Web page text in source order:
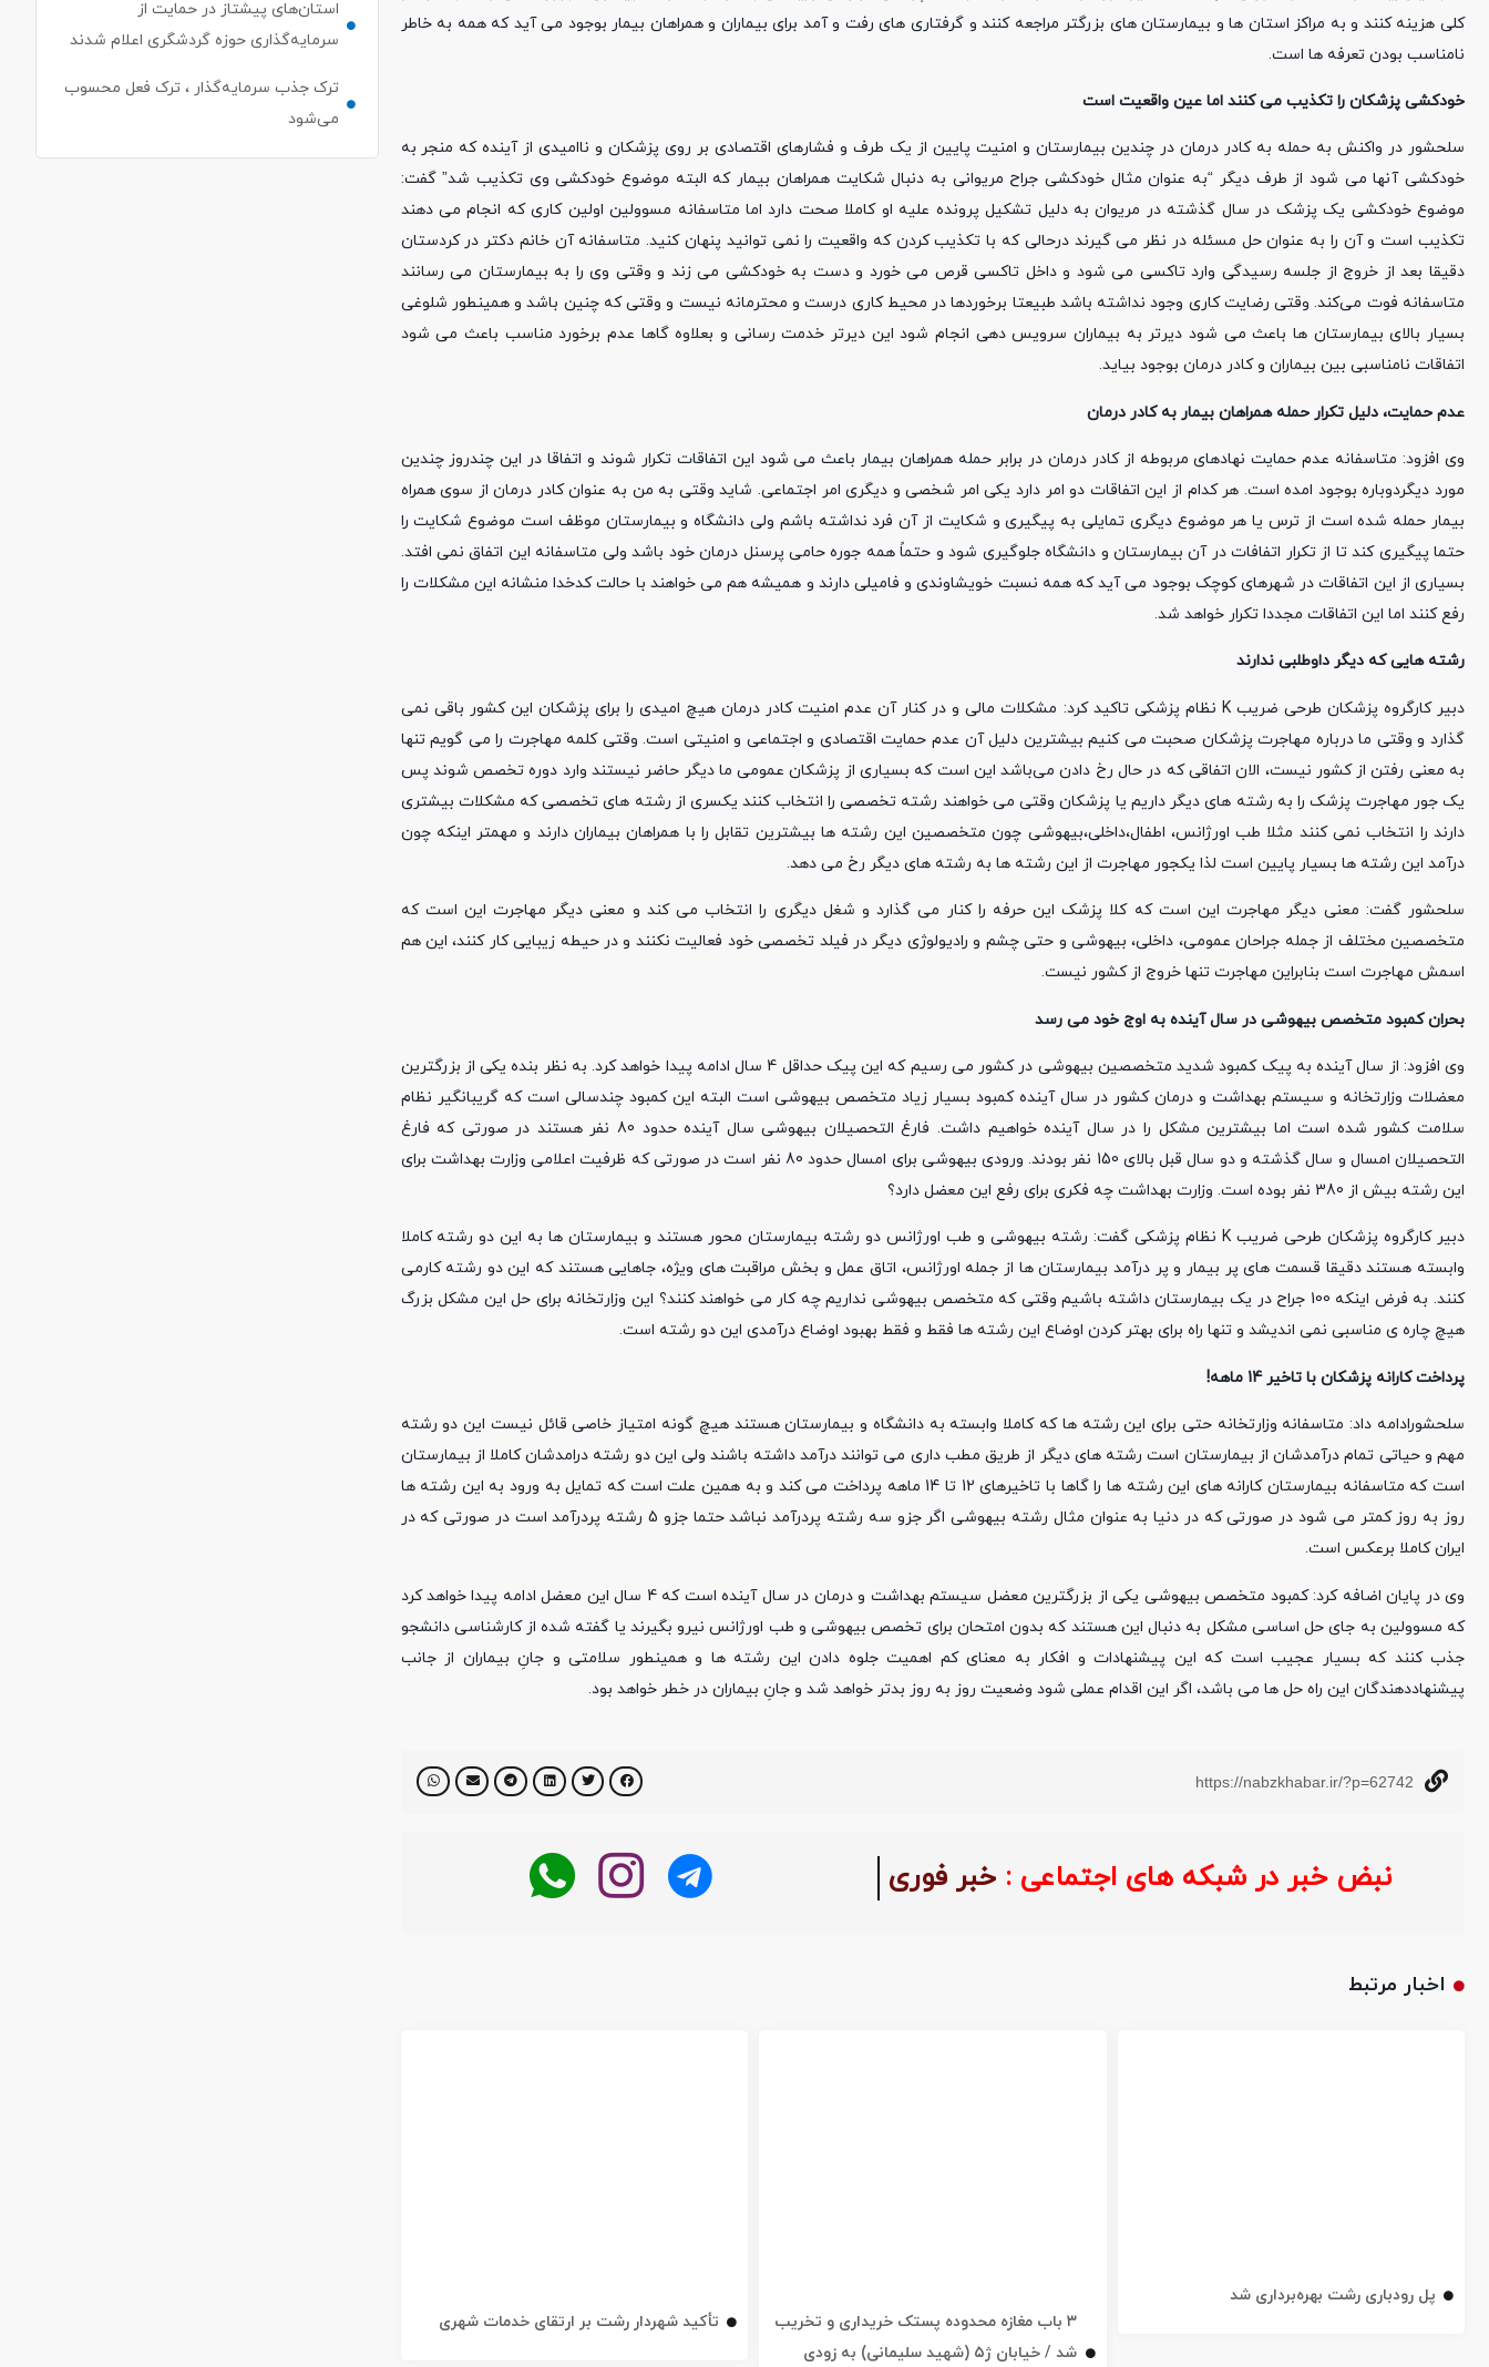
کلی هزینه کنند و به مراکز استان ها و بیمارستان های بزرگتر مراجعه کنند و گرفتاری های رفت و آمد برای بیماران و همراهان بیمار بوجود می آید که همه به خاطر
نامناسب بودن تعرفه ها است.
خودکشی پزشکان را تکذیب می کنند اما عین واقعیت است
سلحشور در واکنش به حمله به کادر درمان در چندین بیمارستان و امنیت پایین از یک طرف و فشارهای اقتصادی بر روی پزشکان و ناامیدی از آینده که منجر به
خودکشی آنها می شود از طرف دیگر “به عنوان مثال خودکشی جراح مریوانی به دنبال شکایت همراهان بیمار که البته موضوع خودکشی وی تکذیب شد” گفت:
موضوع خودکشی یک پزشک در سال گذشته در مریوان به دلیل تشکیل پرونده علیه او کاملا صحت دارد اما متاسفانه مسوولین اولین کاری که انجام می دهند
تکذیب است و آن را به عنوان حل مسئله در نظر می گیرند درحالی که با تکذیب کردن که واقعیت را نمی توانید پنهان کنید. متاسفانه آن خانم دکتر در کردستان
دقیقا بعد از خروج از جلسه رسیدگی وارد تاکسی می شود و داخل تاکسی قرص می خورد و دست به خودکشی می زند و وقتی وی را به بیمارستان می رسانند
متاسفانه فوت می‌کند. وقتی رضایت کاری وجود نداشته باشد طبیعتا برخوردها در محیط کاری درست و محترمانه نیست و وقتی که چنین باشد و همینطور شلوغی
بسیار بالای بیمارستان ها باعث می شود دیرتر به بیماران سرویس دهی انجام شود این دیرتر خدمت رسانی و بعلاوه گاها عدم برخورد مناسب باعث می شود
اتفاقات نامناسبی بین بیماران و کادر درمان بوجود بیاید.
عدم حمایت، دلیل تکرار حمله همراهان بیمار به کادر درمان
وی افزود: متاسفانه عدم حمایت نهادهای مربوطه از کادر درمان در برابر حمله همراهان بیمار باعث می شود این اتفاقات تکرار شوند و اتفاقا در این چندروز چندین
مورد دیگردوباره بوجود امده است. هر کدام از این اتفاقات دو امر دارد یکی امر شخصی و دیگری امر اجتماعی. شاید وقتی به من به عنوان کادر درمان از سوی همراه
بیمار حمله شده است از ترس یا هر موضوع دیگری تمایلی به پیگیری و شکایت از آن فرد نداشته باشم ولی دانشگاه و بیمارستان موظف است موضوع شکایت را
حتما پیگیری کند تا از تکرار اتفافات در آن بیمارستان و دانشگاه جلوگیری شود و حتماً همه جوره حامی پرسنل درمان خود باشد ولی متاسفانه این اتفاق نمی افتد.
بسیاری از این اتفاقات در شهرهای کوچک بوجود می آید که همه نسبت خویشاوندی و فامیلی دارند و همیشه هم می خواهند با حالت کدخدا منشانه این مشکلات را
رفع کنند اما این اتفاقات مجددا تکرار خواهد شد.
رشته هایی که دیگر داوطلبی ندارند
دبیر کارگروه پزشکان طرحی ضریب K نظام پزشکی تاکید کرد: مشکلات مالی و در کنار آن عدم امنیت کادر درمان هیچ امیدی را برای پزشکان این کشور باقی نمی
گذارد و وقتی ما درباره مهاجرت پزشکان صحبت می کنیم بیشترین دلیل آن عدم حمایت اقتصادی و اجتماعی و امنیتی است. وقتی کلمه مهاجرت را می گویم تنها
به معنی رفتن از کشور نیست، الان اتفاقی که در حال رخ دادن می‌باشد این است که بسیاری از پزشکان عمومی ما دیگر حاضر نیستند وارد دوره تخصص شوند پس
یک جور مهاجرت پزشک را به رشته های دیگر داریم یا پزشکان وقتی می خواهند رشته تخصصی را انتخاب کنند یکسری از رشته های تخصصی که مشکلات بیشتری
دارند را انتخاب نمی کنند مثلا طب اورژانس، اطفال،داخلی،بیهوشی چون متخصصین این رشته ها بیشترین تقابل را با همراهان بیماران دارند و مهمتر اینکه چون
درآمد این رشته ها بسیار پایین است لذا یکجور مهاجرت از این رشته ها به رشته های دیگر رخ می دهد.
سلحشور گفت: معنی دیگر مهاجرت این است که کلا پزشک این حرفه را کنار می گذارد و شغل دیگری را انتخاب می کند و معنی دیگر مهاجرت این است که
متخصصین مختلف از جمله جراحان عمومی، داخلی، بیهوشی و حتی چشم و رادیولوژی دیگر در فیلد تخصصی خود فعالیت نکنند و در حیطه زیبایی کار کنند، این هم
اسمش مهاجرت است بنابراین مهاجرت تنها خروج از کشور نیست.
بحران کمبود متخصص بیهوشی در سال آینده به اوج خود می رسد
وی افزود: از سال آینده به پیک کمبود شدید متخصصین بیهوشی در کشور می رسیم که این پیک حداقل 4 سال ادامه پیدا خواهد کرد. به نظر بنده یکی از بزرگترین
معضلات وزارتخانه و سیستم بهداشت و درمان کشور در سال آینده کمبود بسیار زیاد متخصص بیهوشی است البته این کمبود چندسالی است که گریبانگیر نظام
سلامت کشور شده است اما بیشترین مشکل را در سال آینده خواهیم داشت. فارغ التحصیلان بیهوشی سال آینده حدود 80 نفر هستند در صورتی که فارغ
التحصیلان امسال و سال گذشته و دو سال قبل بالای 150 نفر بودند. ورودی بیهوشی برای امسال حدود 80 نفر است در صورتی که ظرفیت اعلامی وزارت بهداشت برای
این رشته بیش از 380 نفر بوده است. وزارت بهداشت چه فکری برای رفع این معضل دارد؟
دبیر کارگروه پزشکان طرحی ضریب K نظام پزشکی گفت: رشته بیهوشی و طب اورژانس دو رشته بیمارستان محور هستند و بیمارستان ها به این دو رشته کاملا
وابسته هستند دقیقا قسمت های پر بیمار و پر درآمد بیمارستان ها از جمله اورژانس، اتاق عمل و بخش مراقبت های ویژه، جاهایی هستند که این دو رشته کارمی
کنند. به فرض اینکه 100 جراح در یک بیمارستان داشته باشیم وقتی که متخصص بیهوشی نداریم چه کار می خواهند کنند؟ این وزارتخانه برای حل این مشکل بزرگ
هیچ چاره ی مناسبی نمی اندیشد و تنها راه برای بهتر کردن اوضاع این رشته ها فقط و فقط بهبود اوضاع درآمدی این دو رشته است.
پرداخت کارانه پزشکان با تاخیر 14 ماهه!
سلحشورادامه داد: متاسفانه وزارتخانه حتی برای این رشته ها که کاملا وابسته به دانشگاه و بیمارستان هستند هیچ گونه امتیاز خاصی قائل نیست این دو رشته
مهم و حیاتی تمام درآمدشان از بیمارستان است رشته های دیگر از طریق مطب داری می توانند درآمد داشته باشند ولی این دو رشته درامدشان کاملا از بیمارستان
است که متاسفانه بیمارستان کارانه های این رشته ها را گاها با تاخیرهای 12 تا 14 ماهه پرداخت می کند و به همین علت است که تمایل به ورود به این رشته ها
روز به روز کمتر می شود در صورتی که در دنیا به عنوان مثال رشته بیهوشی اگر جزو سه رشته پردرآمد نباشد حتما جزو 5 رشته پردرآمد است در صورتی که در
ایران کاملا برعکس است.
وی در پایان اضافه کرد: کمبود متخصص بیهوشی یکی از بزرگترین معضل سیستم بهداشت و درمان در سال آینده است که 4 سال این معضل ادامه پیدا خواهد کرد
که مسوولین به جای حل اساسی مشکل به دنبال این هستند که بدون امتحان برای تخصص بیهوشی و طب اورژانس نیرو بگیرند یا گفته شده از کارشناسی دانشجو
جذب کنند که بسیار عجیب است که این پیشنهادات و افکار به معنای کم اهمیت جلوه دادن این رشته ها و همینطور سلامتی و جانِ بیماران از جانب
پیشنهاددهندگان این راه حل ها می باشد، اگر این اقدام عملی شود وضعیت روز به روز بدتر خواهد شد و جانِ بیماران در خطر خواهد بود.
https://nabzkhabar.ir/?p=62742
نبض خبر در شبکه های اجتماعی : خبر فوری
اخبار مرتبط
پل رودباری رشت بهره‌برداری شد
۳ باب مغازه محدوده پستک خریداری و تخریب
شد / خیابان ژ۵ (شهید سلیمانی) به زودی
تأکید شهردار رشت بر ارتقای خدمات شهری
استان‌های پیشتاز در حمایت از
سرمایه‌گذاری حوزه گردشگری اعلام شدند
ترک جذب سرمایه‌گذار ، ترک فعل محسوب
می‌شود